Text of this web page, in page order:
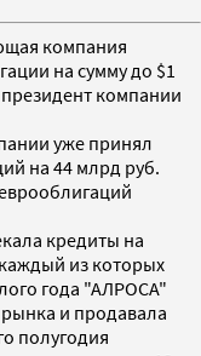
компания
на сумму до $1
компании
уже принял
на 44 млрд руб.
кредиты на
из которых
года "АЛРОСА"
и продавала
полугодия